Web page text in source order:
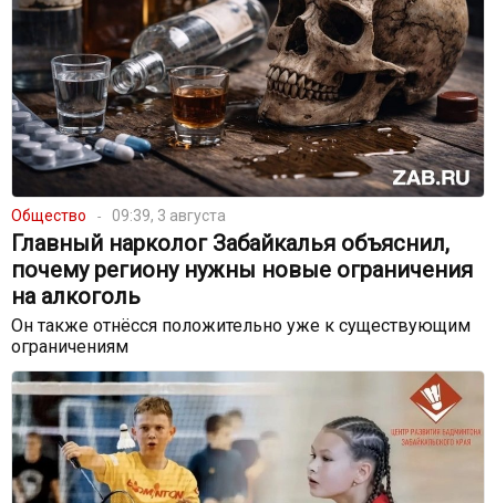
Общество 09:39, 3 августа
Главный нарколог Забайкалья объяснил,
почему региону нужны новые ограничения
на алкоголь
Он также отнёсся положительно уже к существующим
ограничениям